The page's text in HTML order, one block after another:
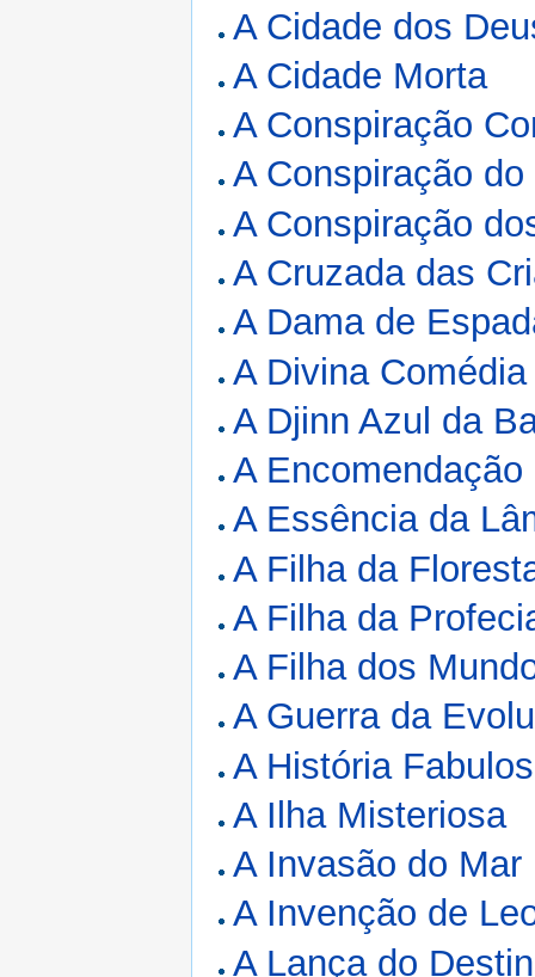
A Cidade dos
A Cidade Morta
A Conspiração
A Conspiração do
A Conspiração
A Cruzada das
A Dama de
A Divina Comédia
A Djinn Azul da
A
A Essência da
A Filha da
A Filha da
A Filha dos
A Guerra da
A História
A Ilha Misteriosa
A Invasão do Mar
A Invenção de
A Lança do